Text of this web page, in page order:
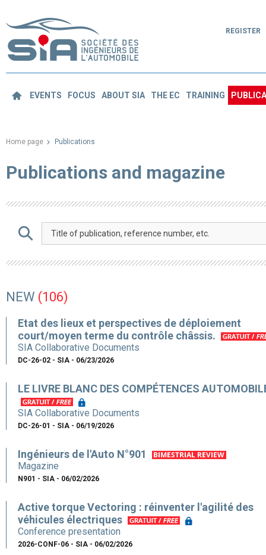
REGISTER
EVENTS FOCUS ABOUT SIA THE EC TRAINING
Home page Publications
Publications and magazine
Title of publication, reference number, etc.
NEW (106)
Etat des lieux et perspectives de déploiement
court/moyen terme du contrôle châssis.
SIA Collaborative Documents
DC-26-02 - SIA - 06/23/2026
LE LIVRE BLANC DES COMPÉTENCES
SIA Collaborative Documents
DC-26-01 - SIA - 06/19/2026
Ingénieurs de l'Auto N°901
Magazine
N901 - SIA - 06/02/2026
Active torque Vectoring : réinventer l'agilité des
véhicules électriques
Conference presentation
2026-CONF-06 - SIA - 06/02/2026